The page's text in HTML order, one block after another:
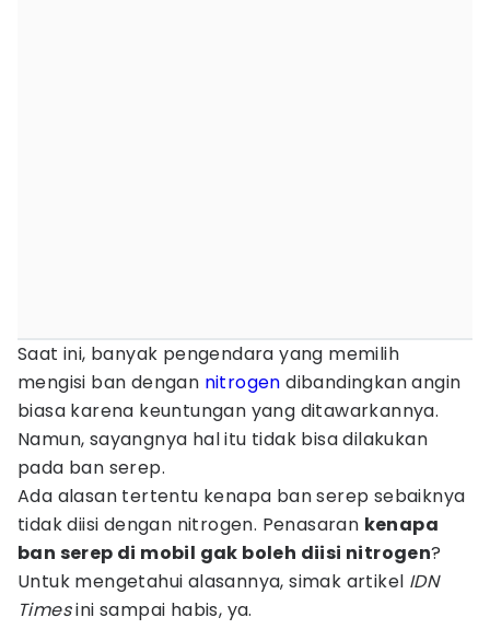
Saat ini, banyak pengendara yang memilih
mengisi ban dengan nitrogen dibandingkan angin
biasa karena keuntungan yang ditawarkannya.
Namun, sayangnya hal itu tidak bisa dilakukan
pada ban serep.
Ada alasan tertentu kenapa ban serep sebaiknya
tidak diisi dengan nitrogen. Penasaran kenapa
ban serep di mobil gak boleh diisi nitrogen?
Untuk mengetahui alasannya, simak artikel IDN
Timesini sampai habis, ya.